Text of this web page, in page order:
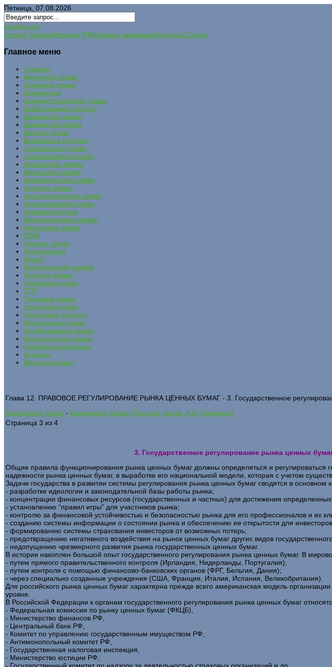
Пятница, 07.08.2026
uristinfo.net
Історія УкраїниИстория РФИсковые заявленияКонтактыСтатьи
Главное меню
Главная
Авторское право
Аграрное право
Адвокатура
Административное право
Арбитражный процесс
Банковское право
Бюджетное право
Водное право
Всемирная история
Гражданское право
Гражданский процесс
Договорное право
Жилищное право
Избирательное право
История права
Конституционное право
Корпоративное право
Криминалистика
Международное право
Налоговое право
ОБЖ
Охрана труда
Политология
Право
Прокурорский надзор
Римское право
Семейное право
ТГП
Трудовое право
Уголовное право
Уголовный процесс
Финансовое право
Хозяйственное право
Экологическое право
Учебные материалы
Кодексы
Военное право
Глава 12. ПРАВОВОЕ РЕГУЛИРОВАНИЕ РЫНКА ЦЕННЫХ БУМАГ - 3. Государственное
Банковское право - Банковское право (Под ред. проф. А.А. Травкина)
Страница 3 из 4
3. Государственное регулирование рынка ценных
Общие правила функционирования рынка ценных бумаг должны определяться и регулироваться
надежности рынка ценных бумаг, в выработке его национальной модели, которая с учетом
Задачи государства в развитии системы регулирования рынка ценных бумаг сводятся в основном
- разработке идеологии и законодательной базы работы рынка;
- концентрации финансовых ресурсов (государственных и частных) для достижения
- установлению “правил игры” для участников рынка;
- контролю за финансовой устойчивостью и безопасностью рынка для его профессионалов и их
- созданию системы информации о состоянии рынка и обеспечению ее открытости для
- формированию системы страхования инвесторов от возможных потерь;
- предотвращению негативного воздействия на рынок ценных бумаг других видов
- недопущению чрезмерного развития рынка государственных ценных бумаг.
В истории накоплен большой опыт государственного регулирования рынка ценных бумаг. В
- путем прямого правительственного контроля (Ирландия, Нидерланды, Португалия);
- путем контроля с помощью финансово-банковских органов (ФРГ, Бельгия, Дания);
- через специально созданные учреждения (США, Франция, Италия, Испания, Великобритания).
Для российского рынка ценных бумаг характерна прежде всего американская модель
уровне.
В Российской Федерации к органам государственного регулирования рынка ценных бумаг
- Федеральная комиссия по рынку ценных бумаг (ФКЦБ),
- Министерство финансов РФ,
- Центральный банк РФ,
- Комитет по управлению государственным имуществом РФ,
- Антимонопольный комитет РФ,
- Государственная налоговая инспекция,
- Министерство юстиции РФ,
- Государственный комитет по надзору за деятельностью страховых организаций и др.